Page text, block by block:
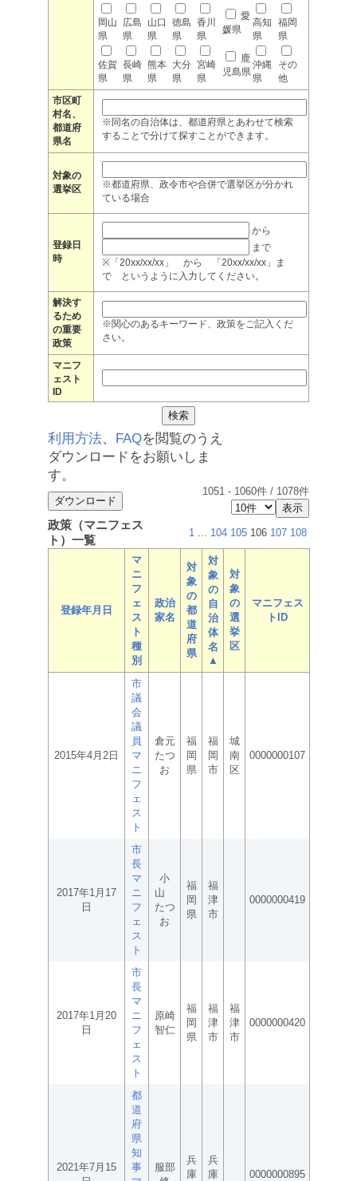
岡山
県
広島
県
山口
県
徳島
県
香川
県
愛
媛県
高知
県
福岡
県
佐賀
県
長崎
県
熊本
県
大分
県
宮崎
県
鹿
児島県
沖縄
県
その
他
市区町
村名、
都道府
県名
※同名の自治体は、都道府県とあわせて検索
することで分けて探すことができます。
対象の
選挙区
※都道府県、政令市や合併で選挙区が分かれ
ている場合
登録日
時
から
まで
※「20xx/xx/xx」 から 「20xx/xx/xx」ま
で というように入力してください。
解決す
るため
の重要
政策
※関心のあるキーワード、政策をご記入くだ
さい。
マニフ
ェスト
ID
利用方法、 FAQを閲覧のうえ
ダウンロードをお願いしま
す。
1051 - 1060件 / 1078件
政策（マニフェス
ト）一覧
1 ... 104 105 106 107 108
登録年月日
マ
ニ
フ
ェ
ス
ト
種
別
政治
家名
対
象
の
都
道
府
県
対
象
の
自
治
体
名
▲
対
象
の
選
挙
区
マニフェス
トID
2015年4月2日
市
議
会
議
員
マ
ニ
フ
ェ
ス
ト
倉元
たつ
お
福
岡
県
福
岡
市
城
南
区
0000000107
2017年1月17
日
市
長
マ
ニ
フ
ェ
ス
ト
小
山
たつ
お
福
岡
県
福
津
市
0000000419
2017年1月20
日
市
長
マ
ニ
フ
ェ
ス
ト
原崎
智仁
福
岡
県
福
津
市
福
津
市
0000000420
2021年7月15
都
道
府
県
知
事
服部
兵
庫
兵
庫
0000000895